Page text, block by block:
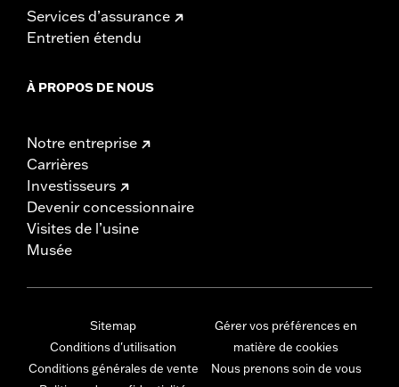
Services d’assurance
Entretien étendu
À PROPOS DE NOUS
Notre entreprise
Carrières
Investisseurs
Devenir concessionnaire
Visites de l’usine
Musée
Sitemap
Conditions d'utilisation
Conditions générales de vente
Gérer vos préférences en
matière de cookies
Nous prenons soin de vous